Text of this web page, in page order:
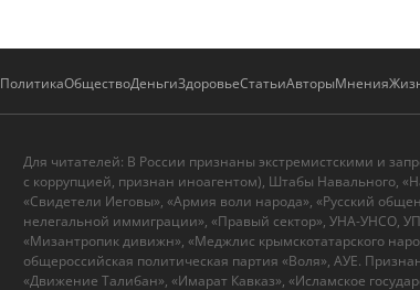
ПолитикаОбществоДеньгиЗдоровьеСтатьиАвторыМнения
Для читателей: В России признаны экстремистскими и
с коррупцией, признан иноагентом), Штабы Навального,
«Свидетели Иеговы», «Армия воли народа», «Русский
нелегальной иммиграции», «Правый сектор», УНА-УНСО,
«Мизантропик дивижн», «Меджлис крымскотатарского
общероссийская политическая партия «Воля», АУЕ.
«Движение Талибан», «Имарат Кавказ», «Исламское